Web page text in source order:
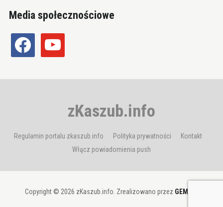
Media społecznościowe
facebook youtube
zKaszub.info
Regulamin portalu zkaszub.info Polityka prywatności
Kontakt
Włącz powiadomienia push
Copyright © 2026 zKaszub.info. Zrealizowano przez GEMBIT